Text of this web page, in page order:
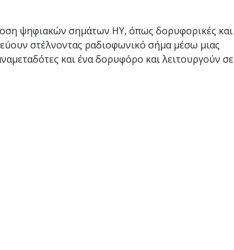
ψηφιακών σημάτων ΗΥ, όπως δορυφορικές και
στέλνοντας ραδιοφωνικό σήμα μέσω μιας
και ένα δορυφόρο και λειτουργούν σε